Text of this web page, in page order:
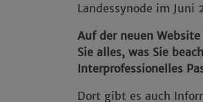
Landessynode im Juni
Auf der neuen Website
Sie alles, was Sie
Interprofessionelles
Dort gibt es auch